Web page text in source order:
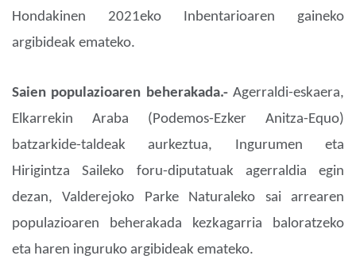
Hondakinen 2021eko Inbentarioaren gaineko
argibideak emateko.
Saien populazioaren beherakada.- Agerraldi-eskaera,
Elkarrekin Araba (Podemos-Ezker Anitza-Equo)
batzarkide-taldeak aurkeztua, Ingurumen eta
Hirigintza Saileko foru-diputatuak agerraldia egin
dezan, Valderejoko Parke Naturaleko sai arrearen
populazioaren beherakada kezkagarria baloratzeko
eta haren inguruko argibideak emateko.